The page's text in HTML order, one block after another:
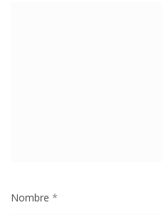
Nombre *